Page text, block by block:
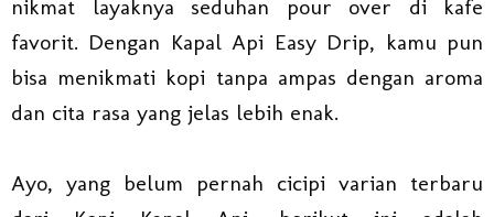
nikmat layaknya seduhan pour over di kafe
favorit. Dengan Kapal Api Easy Drip, kamu pun
bisa menikmati kopi tanpa ampas dengan aroma
dan cita rasa yang jelas lebih enak.
Ayo, yang belum pernah cicipi varian terbaru